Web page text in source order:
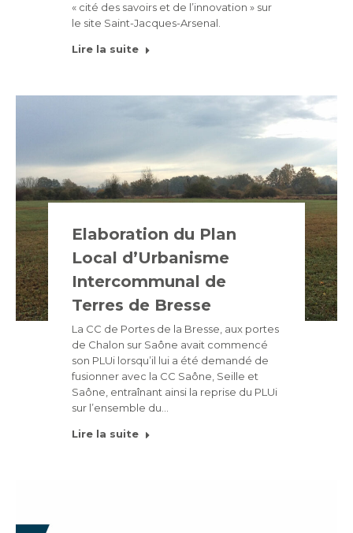
« cité des savoirs et de l’innovation » sur
le site Saint-Jacques-Arsenal.
Lire la suite
Elaboration du Plan
Local d’Urbanisme
Intercommunal de
Terres de Bresse
La CC de Portes de la Bresse, aux portes
de Chalon sur Saône avait commencé
son PLUi lorsqu’il lui a été demandé de
fusionner avec la CC Saône, Seille et
Saône, entraînant ainsi la reprise du PLUi
sur l’ensemble du…
Lire la suite